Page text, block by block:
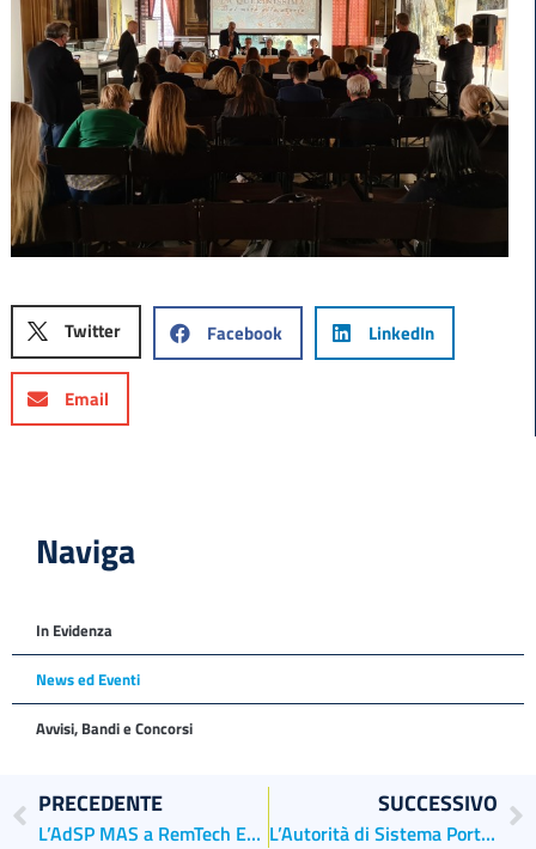
Twitter Facebook LinkedIn
Email
Naviga
In Evidenza
News ed Eventi
Avvisi, Bandi e Concorsi
PRECEDENTE
L’AdSP MAS a RemTech Expo premiata con lo Smart Ports Award
SUCCESSIVO
L’Autorità di Sistema Portuale partecipa alla Fiera Green Logistics Expo